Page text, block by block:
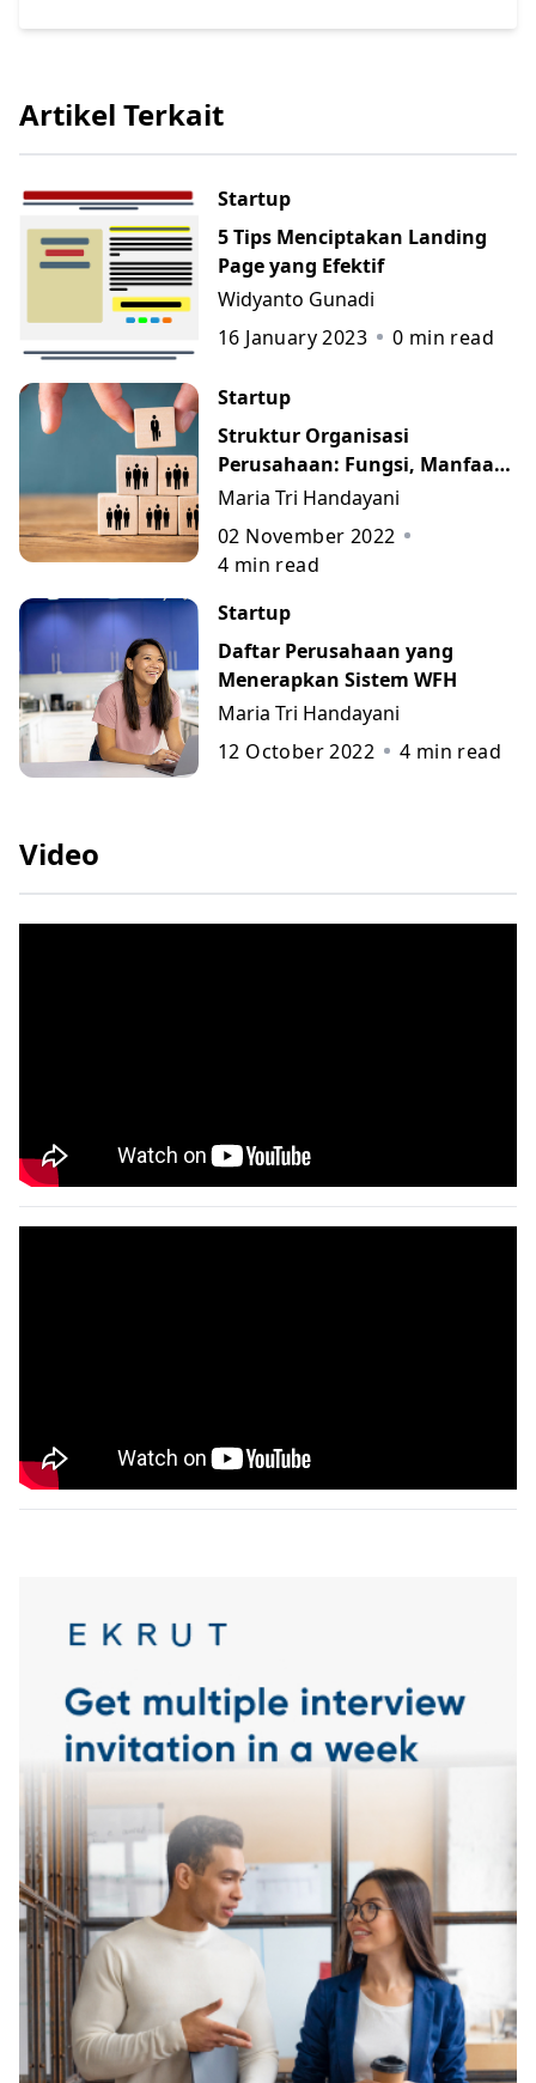
Artikel Terkait
Startup
5 Tips Menciptakan Landing
Page yang Efektif
Widyanto Gunadi
16 January 2023
0 min read
Startup
Struktur Organisasi
Perusahaan: Fungsi, Manfaat,
Contoh, dan 7 Jenisnya
Maria Tri Handayani
02 November 2022
4 min read
Startup
Daftar Perusahaan yang
Menerapkan Sistem WFH
Maria Tri Handayani
12 October 2022
4 min read
Video